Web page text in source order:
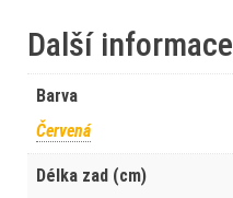
Další informace
Barva
Červená
Délka zad (cm)